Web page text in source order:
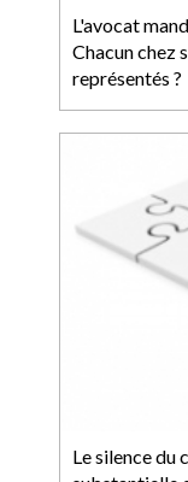
L'avocat
Chacun chez
représentés ?
Le silence du